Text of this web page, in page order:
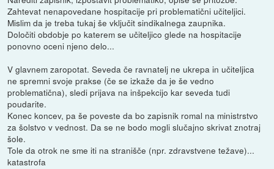
Zahtevat nenapovedane hospitacije pri problematični učiteljici.
Mislim da je treba tukaj še vključit sindikalnega zaupnika.
Določiti obdobje po katerem se učiteljico glede na hospitacije
ponovno oceni njeno delo...
V glavnem zaropotat. Seveda če ravnatelj ne ukrepa in učiteljica
ne spremni svoje prakse (če se izkaže da je še vedno
problematična), sledi prijava na inšpekcijo kar seveda tudi
poudarite.
Konec koncev, pa še poveste da bo zapisnik romal na ministrstvo
za šolstvo v vednost. Da se ne bodo mogli slučajno skrivat znotraj
šole.
Tole da otrok ne sme iti na stranišče (npr. zdravstvene težave)...
katastrofa